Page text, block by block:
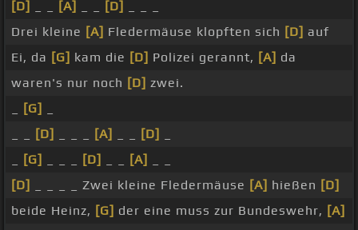
[D]
[A] [D]
Drei kleine [A] Fledermäuse klopften sich [D] auf
Ei, da [G] kam die [D] Polizei gerannt, [A] da
waren's nur noch [D] zwei.
[G]
[D] [A] [D]
[G] [D] [A]
[D]
_ _ _ _ Zwei kleine Fledermäuse [A] hießen [D]
beide Heinz, [G] der eine muss zur Bundeswehr, [A]